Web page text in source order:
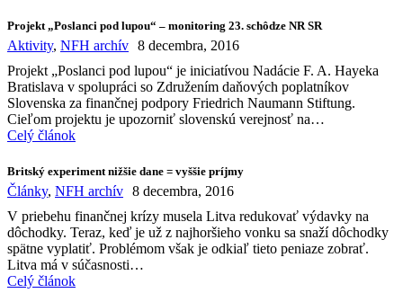
Projekt „Poslanci pod lupou“ – monitoring 23. schôdze NR SR
Aktivity, NFH archív 8 decembra, 2016
Projekt „Poslanci pod lupou“ je iniciatívou Nadácie F. A. Hayeka
Bratislava v spolupráci so Združením daňových poplatníkov
Slovenska za finančnej podpory Friedrich Naumann Stiftung.
Cieľom projektu je upozorniť slovenskú verejnosť na…
Celý článok
Britský experiment nižšie dane = vyššie príjmy
Články, NFH archív 8 decembra, 2016
V priebehu finančnej krízy musela Litva redukovať výdavky na
dôchodky. Teraz, keď je už z najhoršieho vonku sa snaží dôchodky
spätne vyplatiť. Problémom však je odkiaľ tieto peniaze zobrať.
Litva má v súčasnosti…
Celý článok